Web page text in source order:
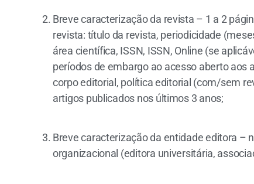
Breve caracterização da revista – 1 a 2
revista: título da revista, periodicidade
área científica, ISSN, ISSN, Online (se
períodos de embargo ao acesso aberto aos
corpo editorial, política editorial (com/sem
artigos publicados nos últimos 3 anos;
Breve caracterização da entidade editora –
organizacional (editora universitária,